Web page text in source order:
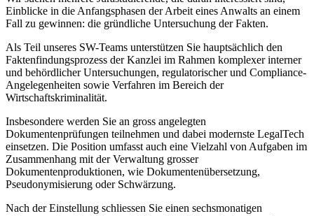
Einblicke in die Anfangsphasen der Arbeit eines Anwalts an einem
Fall zu gewinnen: die gründliche Untersuchung der Fakten.
Als Teil unseres SW-Teams unterstützen Sie hauptsächlich den
Faktenfindungsprozess der Kanzlei im Rahmen komplexer interner
und behördlicher Untersuchungen, regulatorischer und Compliance-
Angelegenheiten sowie Verfahren im Bereich der
Wirtschaftskriminalität.
Insbesondere werden Sie an gross angelegten
Dokumentenprüfungen teilnehmen und dabei modernste LegalTech
einsetzen. Die Position umfasst auch eine Vielzahl von Aufgaben im
Zusammenhang mit der Verwaltung grosser
Dokumentenproduktionen, wie Dokumentenübersetzung,
Pseudonymisierung oder Schwärzung.
Nach der Einstellung schliessen Sie einen sechsmonatigen